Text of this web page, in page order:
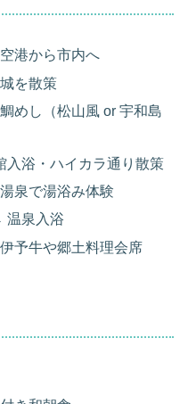
港から市内へ
城を散策
鯛めし（松山風 or 宇和島
入浴・ハイカラ通り散策
湯泉で湯浴み体験
温泉入浴
伊予牛や郷土料理会席